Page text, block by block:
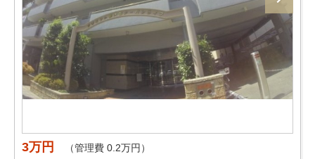
3万円 （管理費 0.2万円）